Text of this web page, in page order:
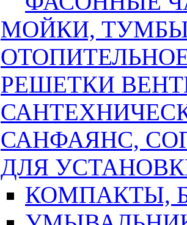
МОЙКИ,
РЕШЕТКИ
САНФАЯНС,
ДЛЯ
КОМПАКТЫ,